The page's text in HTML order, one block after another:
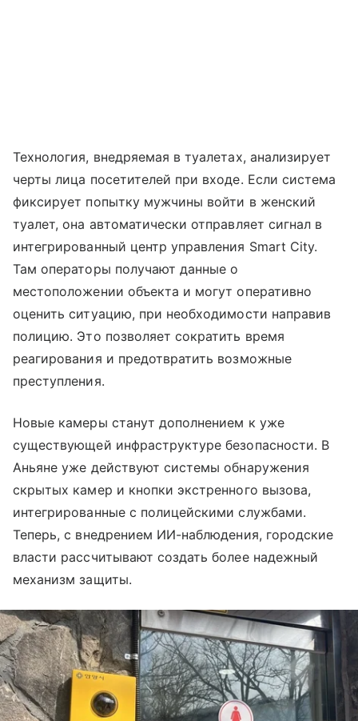
Технология, внедряемая в туалетах, анализирует
черты лица посетителей при входе. Если система
фиксирует попытку мужчины войти в женский
туалет, она автоматически отправляет сигнал в
интегрированный центр управления Smart City.
Там операторы получают данные о
местоположении объекта и могут оперативно
оценить ситуацию, при необходимости направив
полицию. Это позволяет сократить время
реагирования и предотвратить возможные
преступления.
Новые камеры станут дополнением к уже
существующей инфраструктуре безопасности. В
Аньяне уже действуют системы обнаружения
скрытых камер и кнопки экстренного вызова,
интегрированные с полицейскими службами.
Теперь, с внедрением ИИ-наблюдения, городские
власти рассчитывают создать более надежный
механизм защиты.